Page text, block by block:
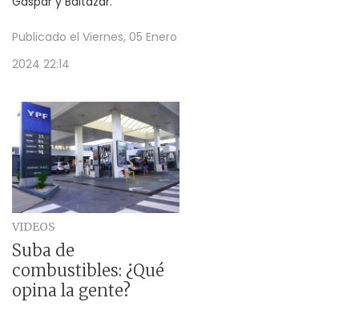
Publicado el Viernes, 05 Enero
2024 22:14
VIDEOS
Suba de
combustibles: ¿Qué
opina la gente?